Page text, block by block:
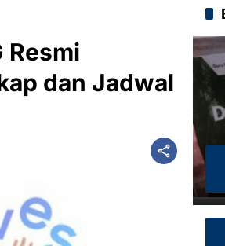
Resmi
dan Jadwal